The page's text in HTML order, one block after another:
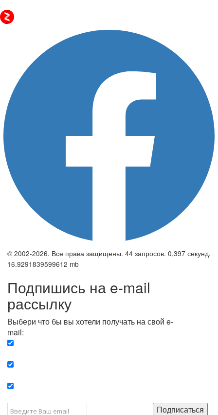
© 2002-2026. Все права защищены. 44 запросов. 0,397 секунд.
16.9291839599612 mb
Подпишись на e-mail
рассылку
Выбери что бы вы хотели получать на свой e-
mail:
Подписаться